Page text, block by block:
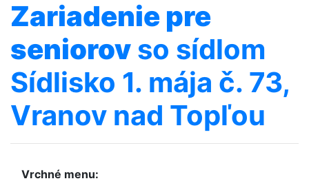
Zariadenie pre
seniorov so sídlom
Sídlisko 1. mája č. 73,
Vranov nad Topľou
Vrchné menu: